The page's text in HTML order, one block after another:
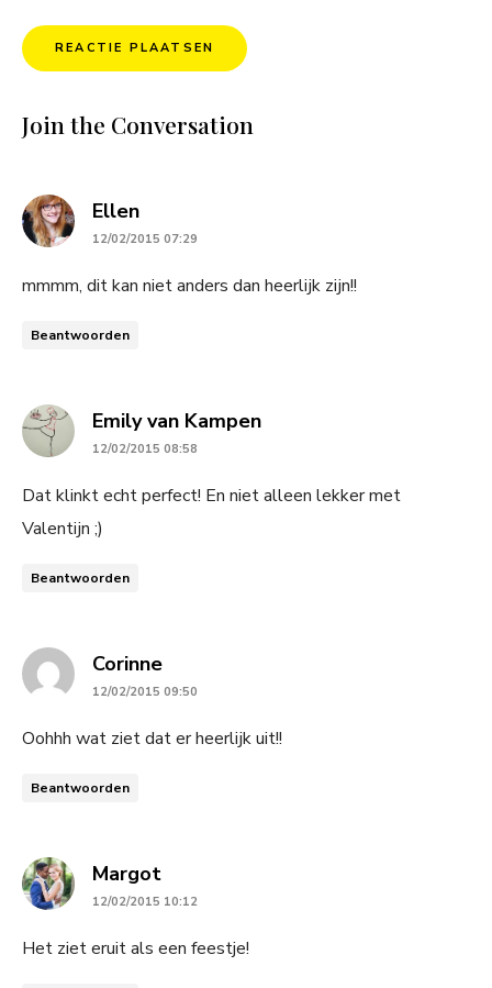
Join the Conversation
Ellensays:
12/02/2015 07:29
mmmm, dit kan niet anders dan heerlijk zijn!!
Beantwoorden
Emily van Kampensays:
12/02/2015 08:58
Dat klinkt echt perfect! En niet alleen lekker met
Valentijn ;)
Beantwoorden
Corinnesays:
12/02/2015 09:50
Oohhh wat ziet dat er heerlijk uit!!
Beantwoorden
Margotsays:
12/02/2015 10:12
Het ziet eruit als een feestje!